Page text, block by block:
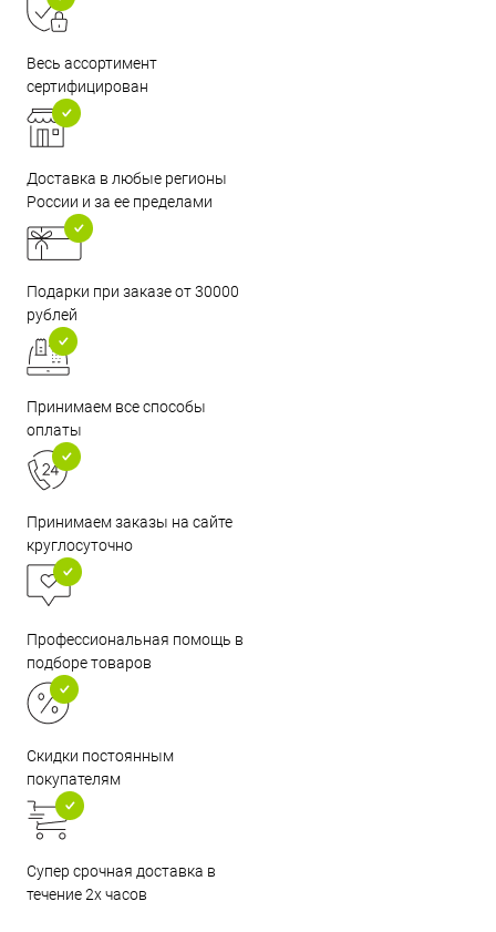
Весь ассортимент
сертифицирован
Доставка в любые регионы
России и за ее пределами
Подарки при заказе от 30000
рублей
Принимаем все способы
оплаты
Принимаем заказы на сайте
круглосуточно
Профессиональная помощь в
подборе товаров
Скидки постоянным
покупателям
Супер срочная доставка в
течение 2х часов